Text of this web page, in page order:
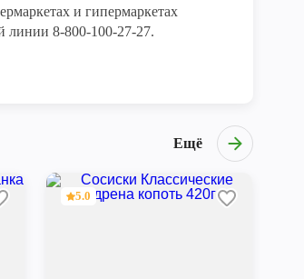
и гипермаркетах
линии 8-800-100-27-27.
Ещё
5.0